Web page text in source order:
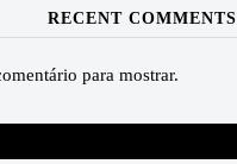
RECENT COMMENTS
para mostrar.